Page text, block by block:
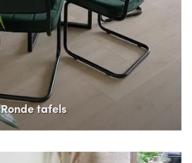
Ronde tafels